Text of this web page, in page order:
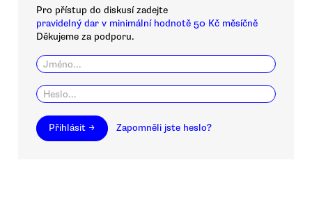
Pro přístup do diskusí zadejte
pravidelný dar v minimální hodnotě 50 Kč měsíčně
Děkujeme za podporu.
Přihlásit → Zapomněli jste heslo?